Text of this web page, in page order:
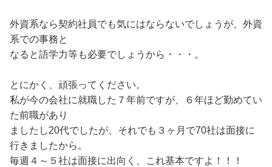
外資系なら契約社員でも気にはならないでしょうが、外資
系での事務と
なると語学力等も必要でしょうから・・・。
とにかく、頑張ってください。
私が今の会社に就職した７年前ですが、６年ほど勤めてい
た前職があり
ましたし20代でしたが、それでも３ヶ月で70社は面接に
行きましたから。
毎週４～５社は面接に出向く、これ基本ですよ！！！